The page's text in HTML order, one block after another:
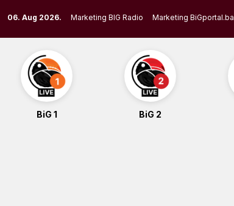
to
content
06. Aug 2026. Marketing BIG Radio Marketing BiGportal.ba
BiG 1 BiG 2